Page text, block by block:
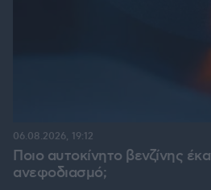
Ποιο αυτοκίνητο βενζίνης
ανεφοδιασμό;
06.08.2026, 19:12